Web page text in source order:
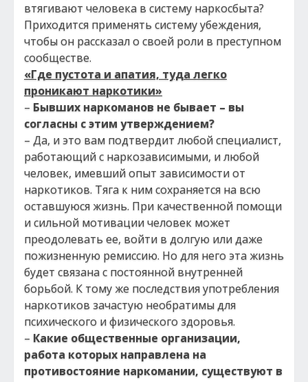
втягивают человека в систему наркосбыта?
Приходится применять систему убеждения,
чтобы он рассказал о своей роли в преступном
сообществе.
«Где пустота и апатия, туда легко
проникают наркотики»
– Бывших наркоманов не бывает – вы
согласны с этим утверждением?
– Да, и это вам подтвердит любой специалист,
работающий с наркозависимыми, и любой
человек, имевший опыт зависимости от
наркотиков. Тяга к ним сохраняется на всю
оставшуюся жизнь. При качественной помощи
и сильной мотивации человек может
преодолевать ее, войти в долгую или даже
пожизненную ремиссию. Но для него эта жизнь
будет связана с постоянной внутренней
борьбой. К тому же последствия употребления
наркотиков зачастую необратимы для
психического и физического здоровья.
– Какие общественные организации,
работа которых направлена на
противостояние наркомании, существуют в